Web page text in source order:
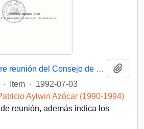
[Carta de aviso sobre reunión del Consejo de Gabinete]
· Item · 1992-07-03
Aylwin Azócar (1990-1994)
reunión, además indica los